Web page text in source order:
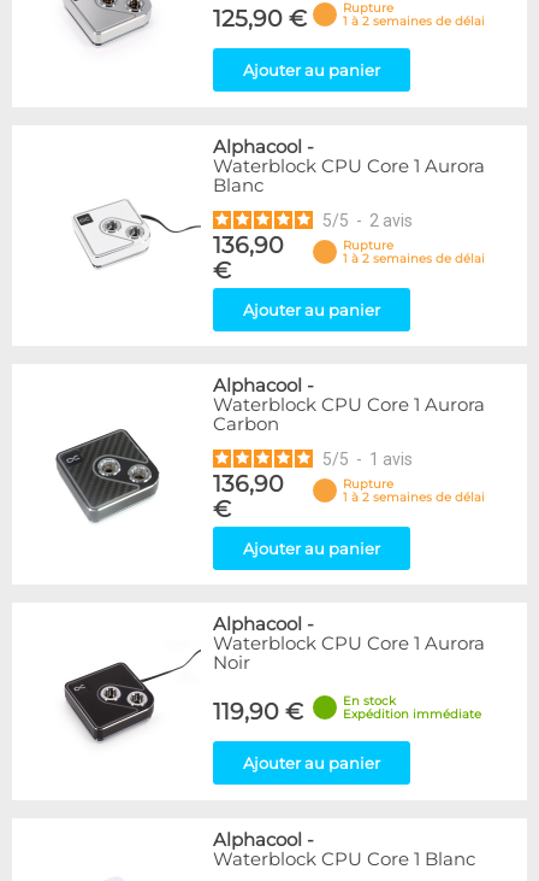
125,90 €
Rupture
1 à 2 semaines de délai
Ajouter au panier
Alphacool -
Waterblock CPU Core 1 Aurora
Blanc
5/5 - 2 avis
136,90
€
Rupture
1 à 2 semaines de délai
Ajouter au panier
Alphacool -
Waterblock CPU Core 1 Aurora
Carbon
5/5 - 1 avis
136,90
€
Rupture
1 à 2 semaines de délai
Ajouter au panier
Alphacool -
Waterblock CPU Core 1 Aurora
Noir
119,90 €
En stock
Expédition immédiate
Ajouter au panier
Alphacool -
Waterblock CPU Core 1 Blanc